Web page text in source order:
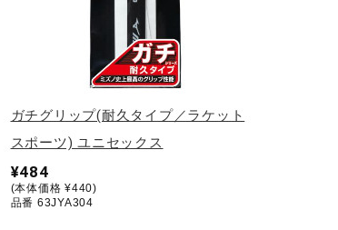
ガチグリップ(耐久タイプ／ラケット
スポーツ) ユニセックス
¥484
(本体価格 ¥440)
品番 63JYA304